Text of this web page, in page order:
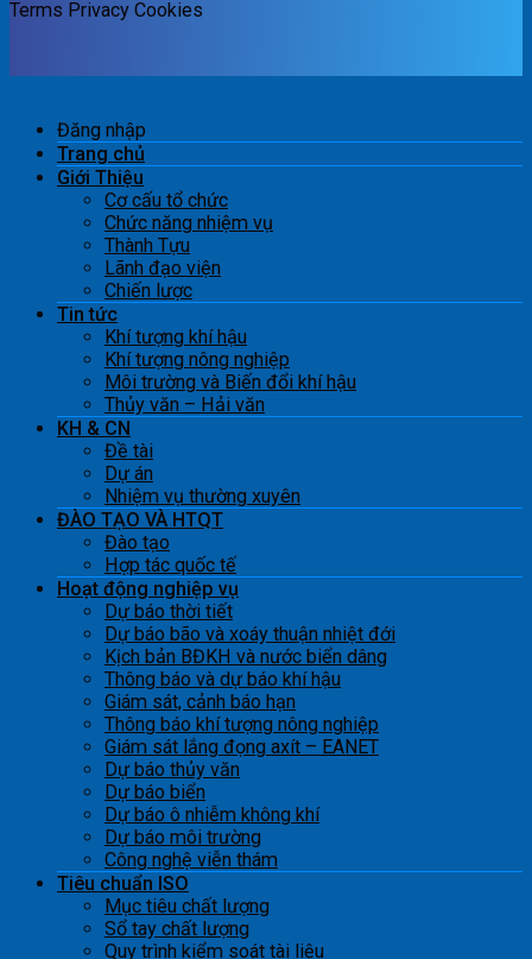
Terms Privacy Cookies
Đăng nhập
Trang chủ
Giới Thiệu
Cơ cấu tổ chức
Chức năng nhiệm vụ
Thành Tựu
Lãnh đạo viện
Chiến lược
Tin tức
Khí tượng khí hậu
Khí tượng nông nghiệp
Môi trường và Biến đổi khí hậu
Thủy văn – Hải văn
KH & CN
Đề tài
Dự án
Nhiệm vụ thường xuyên
ĐÀO TẠO VÀ HTQT
Đào tạo
Hợp tác quốc tế
Hoạt động nghiệp vụ
Dự báo thời tiết
Dự báo bão và xoáy thuận nhiệt đới
Kịch bản BĐKH và nước biển dâng
Thông báo và dự báo khí hậu
Giám sát, cảnh báo hạn
Thông báo khí tượng nông nghiệp
Giám sát lắng đọng axít – EANET
Dự báo thủy văn
Dự báo biển
Dự báo ô nhiễm không khí
Dự báo môi trường
Công nghệ viễn thám
Tiêu chuẩn ISO
Mục tiêu chất lượng
Sổ tay chất lượng
Quy trình kiểm soát tài liệu